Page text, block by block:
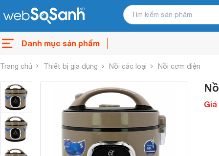
Danh mục sản phẩm
Trang chủ Thiết bị gia dụng Nồi các loại Nồi cơm điện
Giá